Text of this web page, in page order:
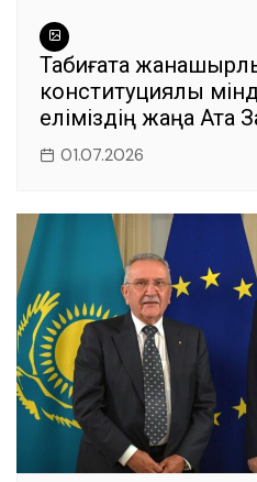
Табиғатқа
конституциялық
еліміздің жаңа Ата
01.07.2026